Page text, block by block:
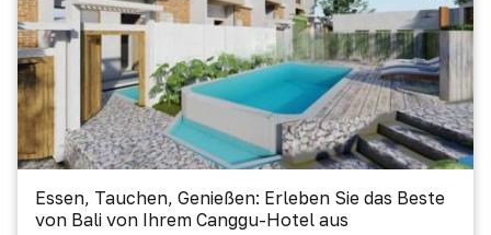
Essen, Tauchen, Genießen: Erleben Sie das Beste
von Bali von Ihrem Canggu-Hotel aus